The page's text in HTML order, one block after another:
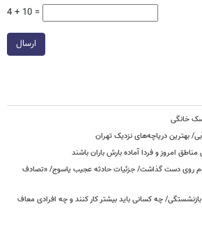
4 + 10 =
ارسال
خانگی
امروز و فردا آماده بارش باران باشند
یک تصادف، ۱۴ مصدوم روی دست گذاشت/ جزئیات حادثه عجیب یاسوج/ «تصادف
چه کسانی باید بیشتر کار کنند و چه افرادی معاف